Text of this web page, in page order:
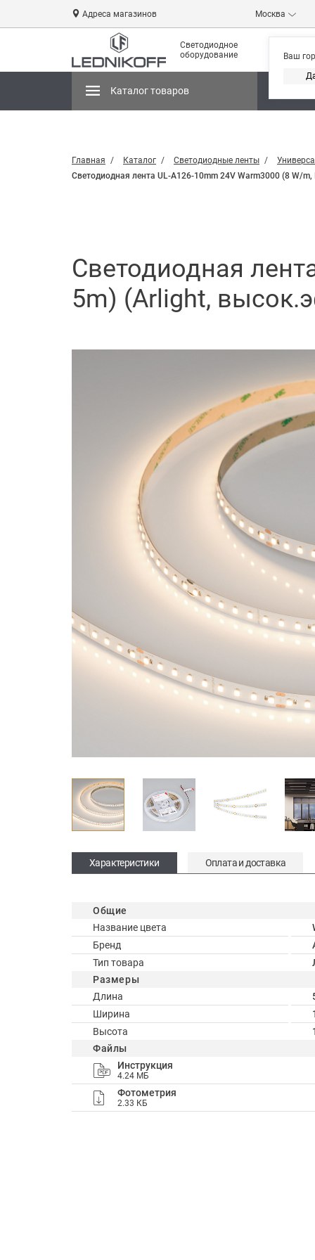
Адреса магазинов Москва
Ваш
Светодиодное
оборудование
Каталог товаров
Главная Каталог Светодиодные ленты
Светодиодная лента UL-A126-10mm 24V Warm3000 (8 W/
Светодиодная
5m) (Arlight,
Характеристики Оплата и доставка
Общие
Название цвета
Бренд
Тип товара
Размеры
Длина
Ширина
Высота
Файлы
Инструкция
4.24 МБ
Фотометрия
2.33 КБ